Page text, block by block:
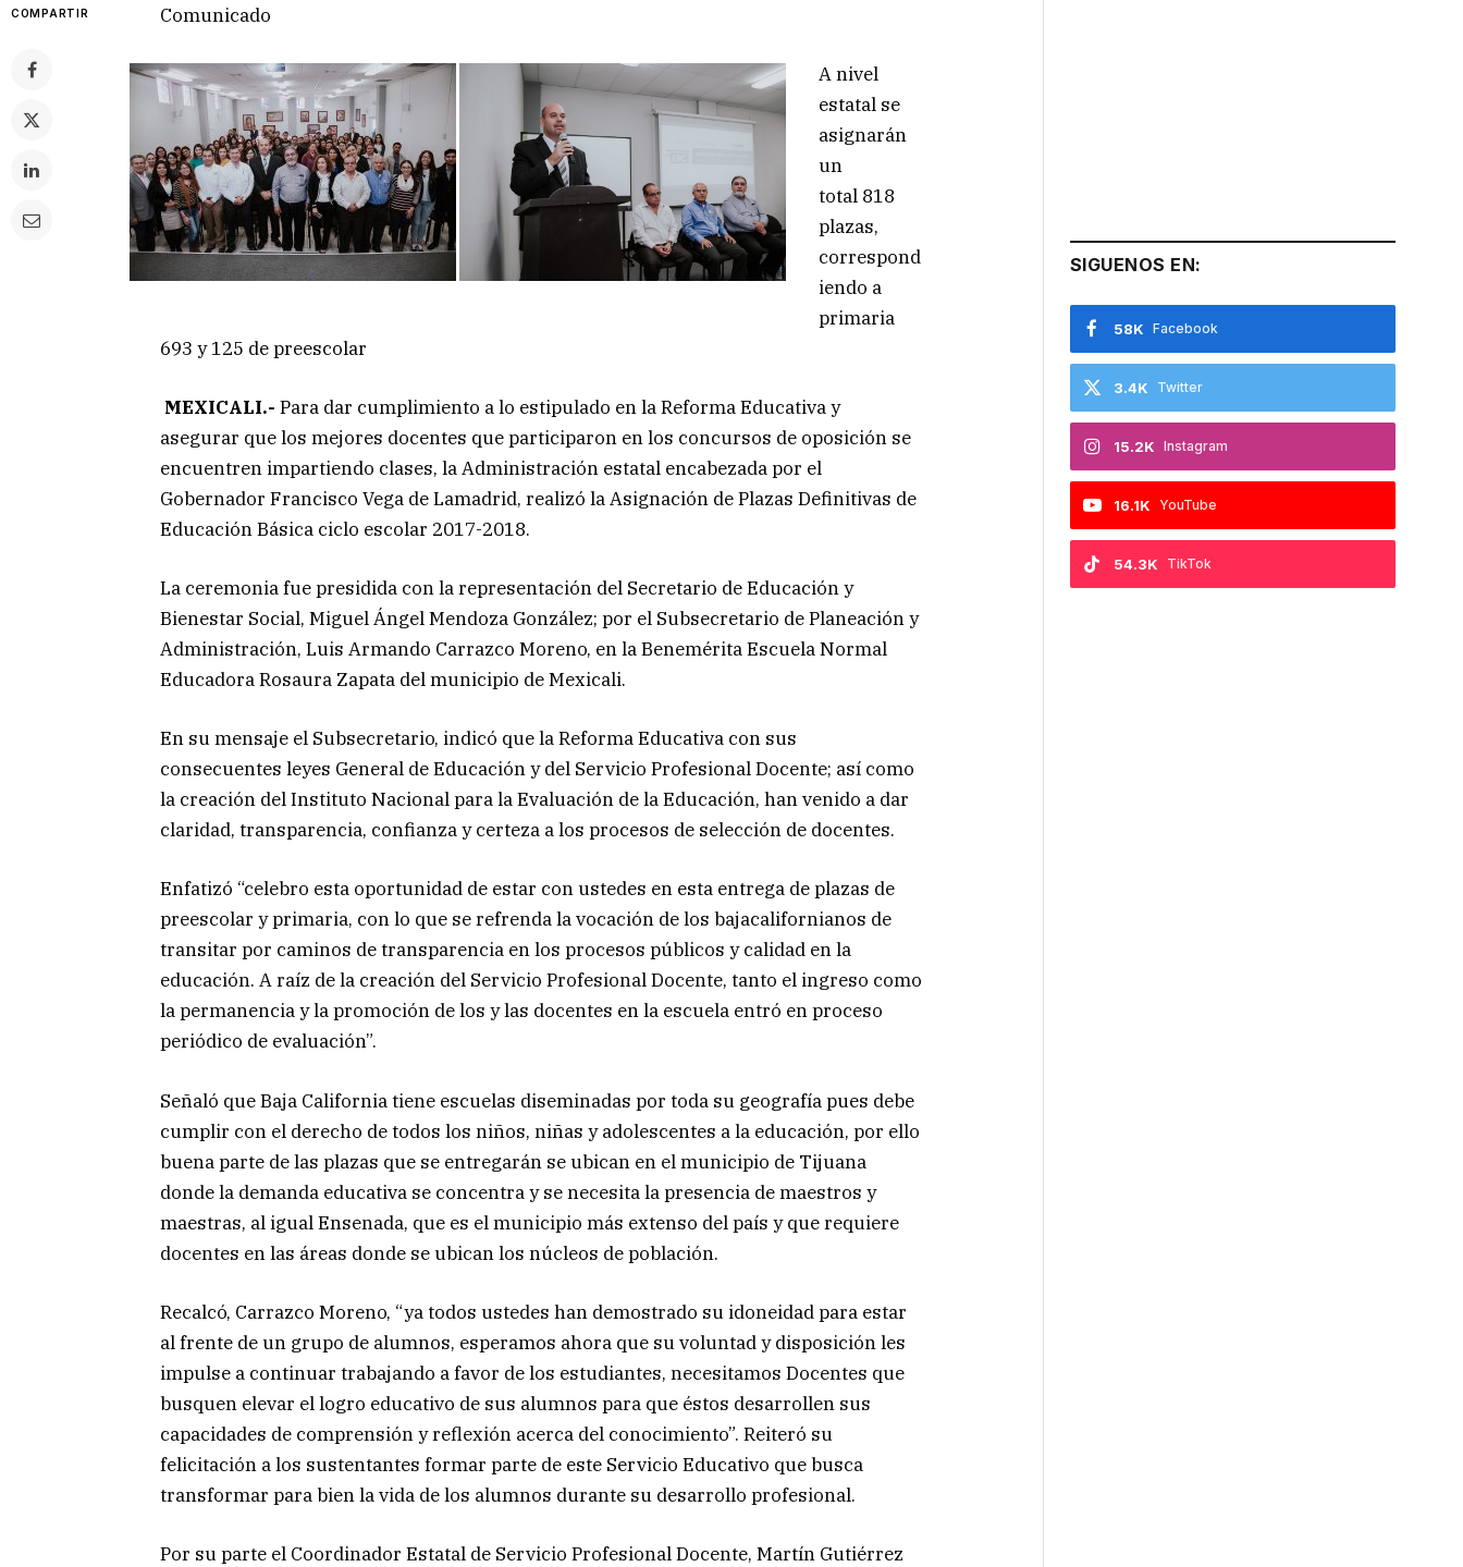
COMPARTIR Comunicado
A nivel
estatal se
asignarán
un
total 818
plazas,
correspond
iendo a
primaria
693 y 125 de preescolar
MEXICALI.- Para dar cumplimiento a lo estipulado en la Reforma Educativa y
asegurar que los mejores docentes que participaron en los concursos de oposición se
encuentren impartiendo clases, la Administración estatal encabezada por el
Gobernador Francisco Vega de Lamadrid, realizó la Asignación de Plazas Definitivas de
Educación Básica ciclo escolar 2017-2018.
La ceremonia fue presidida con la representación del Secretario de Educación y
Bienestar Social, Miguel Ángel Mendoza González; por el Subsecretario de Planeación y
Administración, Luis Armando Carrazco Moreno, en la Benemérita Escuela Normal
Educadora Rosaura Zapata del municipio de Mexicali.
En su mensaje el Subsecretario, indicó que la Reforma Educativa con sus
consecuentes leyes General de Educación y del Servicio Profesional Docente; así como
la creación del Instituto Nacional para la Evaluación de la Educación, han venido a dar
claridad, transparencia, confianza y certeza a los procesos de selección de docentes.
Enfatizó “celebro esta oportunidad de estar con ustedes en esta entrega de plazas de
preescolar y primaria, con lo que se refrenda la vocación de los bajacalifornianos de
transitar por caminos de transparencia en los procesos públicos y calidad en la
educación. A raíz de la creación del Servicio Profesional Docente, tanto el ingreso como
la permanencia y la promoción de los y las docentes en la escuela entró en proceso
periódico de evaluación”.
Señaló que Baja California tiene escuelas diseminadas por toda su geografía pues debe
cumplir con el derecho de todos los niños, niñas y adolescentes a la educación, por ello
buena parte de las plazas que se entregarán se ubican en el municipio de Tijuana
donde la demanda educativa se concentra y se necesita la presencia de maestros y
maestras, al igual Ensenada, que es el municipio más extenso del país y que requiere
docentes en las áreas donde se ubican los núcleos de población.
Recalcó, Carrazco Moreno, “ya todos ustedes han demostrado su idoneidad para estar
al frente de un grupo de alumnos, esperamos ahora que su voluntad y disposición les
impulse a continuar trabajando a favor de los estudiantes, necesitamos Docentes que
busquen elevar el logro educativo de sus alumnos para que éstos desarrollen sus
capacidades de comprensión y reflexión acerca del conocimiento”. Reiteró su
felicitación a los sustentantes formar parte de este Servicio Educativo que busca
transformar para bien la vida de los alumnos durante su desarrollo profesional.
Por su parte el Coordinador Estatal de Servicio Profesional Docente, Martín Gutiérrez
SIGUENOS EN:
Facebook
58K
Twitter
3.4K
Instagram
15.2K
YouTube
16.1K
TikTok
54.3K